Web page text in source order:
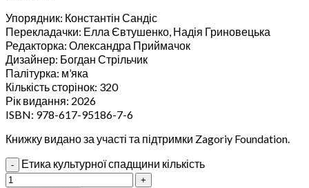
Упорядник: Константін Сандіс
Перекладачки: Елла Євтушенко, Надія Гриновецька
Редакторка: Олександра Приймачок
Дизайнер: Богдан Стрільчик
Палітурка: м’яка
Кількість сторінок: 320
Рік видання: 2026
ISBN: 978-617-95186-7-6
Книжку видано за участі та підтримки Zagoriy Foundation.
Етика культурної спадщини кількість